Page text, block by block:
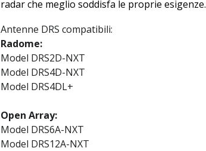
radar che meglio soddisfa le proprie esigenze.
Antenne DRS compatibili:
Radome:
Model DRS2D-NXT
Model DRS4D-NXT
Model DRS4DL+
Open Array:
Model DRS6A-NXT
Model DRS12A-NXT